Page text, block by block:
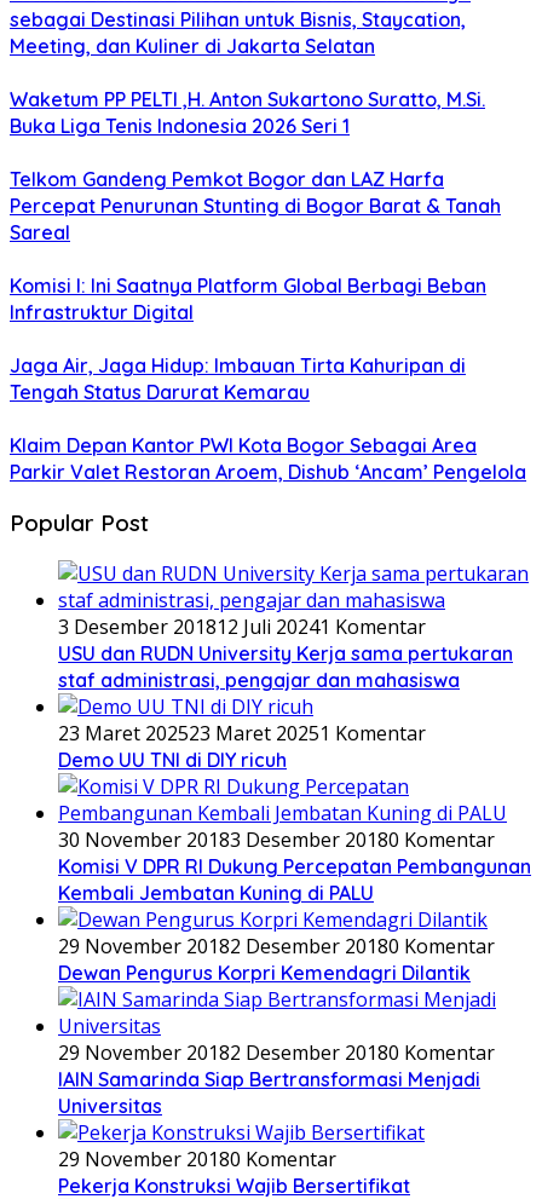
sebagai Destinasi Pilihan untuk Bisnis, Staycation,
Meeting, dan Kuliner di Jakarta Selatan
Waketum PP PELTI ,H. Anton Sukartono Suratto, M.Si.
Buka Liga Tenis Indonesia 2026 Seri 1
Telkom Gandeng Pemkot Bogor dan LAZ Harfa
Percepat Penurunan Stunting di Bogor Barat & Tanah
Sareal
Komisi I: Ini Saatnya Platform Global Berbagi Beban
Infrastruktur Digital
Jaga Air, Jaga Hidup: Imbauan Tirta Kahuripan di
Tengah Status Darurat Kemarau
Klaim Depan Kantor PWI Kota Bogor Sebagai Area
Parkir Valet Restoran Aroem, Dishub ‘Ancam’ Pengelola
Popular Post
3 Desember 201812 Juli 20241 Komentar
USU dan RUDN University Kerja sama pertukaran
staf administrasi, pengajar dan mahasiswa
23 Maret 202523 Maret 20251 Komentar
Demo UU TNI di DIY ricuh
30 November 20183 Desember 20180 Komentar
Komisi V DPR RI Dukung Percepatan Pembangunan
Kembali Jembatan Kuning di PALU
29 November 20182 Desember 20180 Komentar
Dewan Pengurus Korpri Kemendagri Dilantik
29 November 20182 Desember 20180 Komentar
IAIN Samarinda Siap Bertransformasi Menjadi
Universitas
29 November 20180 Komentar
Pekerja Konstruksi Wajib Bersertifikat